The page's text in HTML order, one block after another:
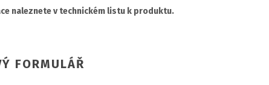
naleznete v technickém listu k produktu.
FORMULÁŘ